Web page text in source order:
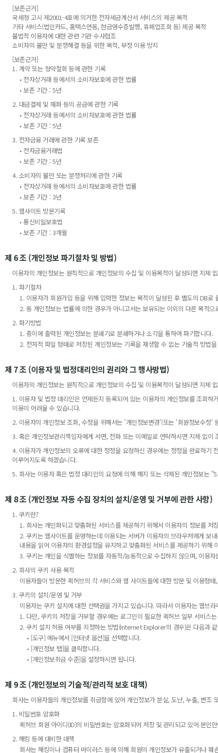
[보존근거]
국세청 고시 제2001-4호에 의거한 전자세금계산서 서비스의 제공 목적
기타 서비스(법인카드, 홈택스연동, 현금영수증발행, 휴폐업조회 등) 제공 목적
불법적 이용자에 대한 관련 기관 수사협조
소비자의 불만 및 분쟁해결 등을 위한 목적, 부정 이용 방지
[보존근거]
1. 계약 또는 청약철회 등에 관한 기록
• 전자상거래 등에서의 소비자보호에 관한 법률
• 보존 기간 : 5년
2. 대금결제 및 재화 등의 공급에 관한 기록
• 전자상거래 등에서의 소비자보호에 관한 법률
• 보존 기간 : 5년
3. 전자금융 거래에 관한 기록 보존
• 전자금융거래법
• 보존 기간 : 5년
4. 소비자의 불만 또는 분쟁처리에 관한 기록
• 전자상거래 등에서의 소비자보호에 관한 법률
• 보존 기간 : 3년
5. 웹사이트 방문기록
• 통신비밀보호법
• 보존 기간 : 3개월
제 6 조 (개인정보 파기절차 및 방법)
이용자의 개인정보는 원칙적으로 개인정보의 수집 및 이용목적이 달성되면 지체
1. 파기절차
1. 이용자가 회원가입 등을 위해 입력한 정보는 목적이 달성된 후 별도의 DB
2. 동 개인정보는 법률에 의한 경우가 아니고서는 보유되는 이외의 다른 목적으
2. 파기방법
1. 종이에 출력된 개인정보는 분쇄기로 분쇄하거나 소각을 통하여 파기합니다.
2. 전자적 파일 형태로 저장된 개인정보는 기록을 재생할 수 없는 기술적 방법
제 7 조 (이용자 및 법정대리인의 권리와 그 행사방법)
이용자의 개인정보는 원칙적으로 개인정보의 수집 및 이용목적이 달성되면 지체
1. 이용자 및 법정 대리인은 언제든지 등록되어 있는 이용자의 개인정보를 조회
이용이 어려울 수 있습니다.
2. 이용자의 개인정보 조회, 수정을 위해서는 '개인정보변경'(또는 '회원정보수정
3. 혹은 개인정보관리책임자에게 서면, 전화 또는 이메일로 연락하시면 지체 없이
4. 이용자가 개인정보의 오류에 대한 정정을 요청하신 경우에는 정정을 완료하
이루어지도록 하겠습니다.
5. 회사는 이용자 혹은 법정 대리인의 요청에 의해 해지 또는 삭제된 개인정보는
제 8 조 (개인정보 자동 수집 장치의 설치/운영 및 거부에 관한 사항)
1. 쿠키란?
1. 회사는 개인화되고 맞춤화된 서비스를 제공하기 위해서 이용자의 정보를
2. 쿠키는 웹사이트를 운영하는데 이용되는 서버가 이용자의 브라우저에게
내용을 읽어 이용자의 환경설정을 유지하고 맞춤화된 서비스를 제공하기 위해
3. 쿠키는 개인을 식별하는 정보를 자동적/능동적으로 수집하지 않으며, 이용
2. 회사의 쿠키 사용 목적
이용자들이 방문한 퀵허브의 각 서비스와 웹 사이트들에 대한 방문 및 이용형
3. 쿠키의 설치/운영 및 거부
이용자는 쿠키 설치에 대한 선택권을 가지고 있습니다. 따라서 이용자는 웹브
1. 다만, 쿠키의 저장을 거부할 경우에는 로그인이 필요한 퀵허브 일부 서비스
2. 쿠키 설치 허용 여부를 지정하는 방법(Internet Explorer의 경우)은 다음과
• [도구] 메뉴에서 [인터넷 옵션]을 선택합니다.
• [개인정보 탭]을 클릭합니다.
• [개인정보취급 수준]을 설정하시면 됩니다.
제 9 조 (개인정보의 기술적/관리적 보호 대책)
회사는 이용자들의 개인정보를 취급함에 있어 개인정보가 분실, 도난, 누출, 변
1. 비밀번호 암호화
퀵허브 회원 아이디(ID)의 비밀번호는 암호화되어 저장 및 관리되고 있어 본인
2. 해킹 등에 대비한 대책
회사는 해킹이나 컴퓨터 바이러스 등에 의해 회원의 개인정보가 유출되거나